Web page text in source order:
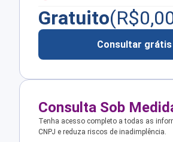
Gratuito(R$
Consultar grátis
Consulta Sob
Tenha acesso completo a todas as
CNPJ e reduza riscos de inadimplência.